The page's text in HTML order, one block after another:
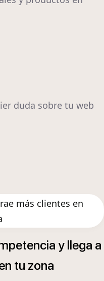
duda sobre tu web
más clientes en
y llega a
tu zona